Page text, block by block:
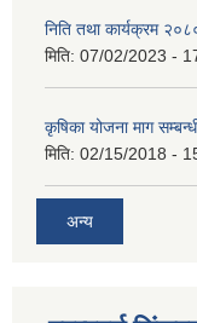
निति तथा कार्यक्रम
मिति: 07/02/2023 -
कृषिका योजना माग
मिति: 02/15/2018 -
अन्य